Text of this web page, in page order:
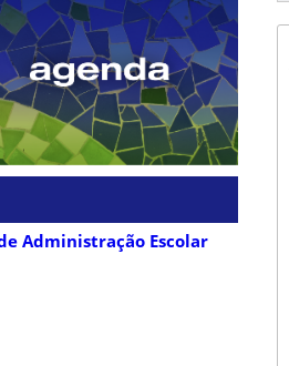
Administração Escolar